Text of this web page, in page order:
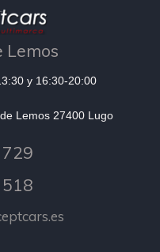
Lemos
y 16:30-20:00
Lemos 27400 Lugo